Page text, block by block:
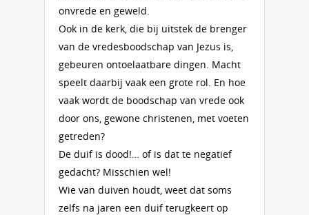
onvrede en geweld.
Ook in de kerk, die bij uitstek de brenger
van de vredesboodschap van Jezus is,
gebeuren ontoelaatbare dingen. Macht
speelt daarbij vaak een grote rol. En hoe
vaak wordt de boodschap van vrede ook
door ons, gewone christenen, met voeten
getreden?
De duif is dood!… of is dat te negatief
gedacht? Misschien wel!
Wie van duiven houdt, weet dat soms
zelfs na jaren een duif terugkeert op